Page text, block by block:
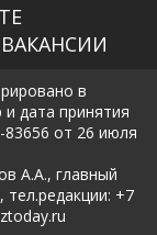
ВАКАНСИИ
в
дата принятия
от 26 июля
А.А., главный
+7